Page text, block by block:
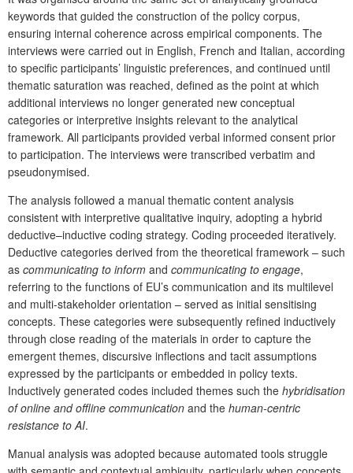
keywords that guided the construction of the policy corpus,
ensuring internal coherence across empirical components. The
interviews were carried out in English, French and Italian, according
to specific participants’ linguistic preferences, and continued until
thematic saturation was reached, defined as the point at which
additional interviews no longer generated new conceptual
categories or interpretive insights relevant to the analytical
framework. All participants provided verbal informed consent prior
to participation. The interviews were transcribed verbatim and
pseudonymised.
The analysis followed a manual thematic content analysis
consistent with interpretive qualitative inquiry, adopting a hybrid
deductive–inductive coding strategy. Coding proceeded iteratively.
Deductive categories derived from the theoretical framework – such
as communicating to inform and communicating to engage,
referring to the functions of EU’s communication and its multilevel
and multi-stakeholder orientation – served as initial sensitising
concepts. These categories were subsequently refined inductively
through close reading of the materials in order to capture the
emergent themes, discursive inflections and tacit assumptions
expressed by the participants or embedded in policy texts.
Inductively generated codes included themes such the hybridisation
of online and offline communication and the human-centric
resistance to AI.
Manual analysis was adopted because automated tools struggle